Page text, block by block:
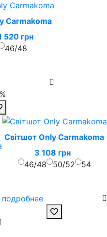
Carmakoma
520 грн
46/48
Світшот Only Carmakoma
3 108 грн
46/48
50/52 54
подробнее